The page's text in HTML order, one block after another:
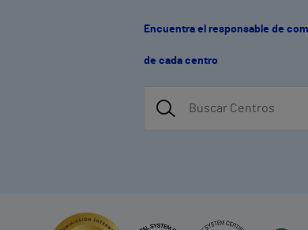
Encuentra el responsable de
de cada centro